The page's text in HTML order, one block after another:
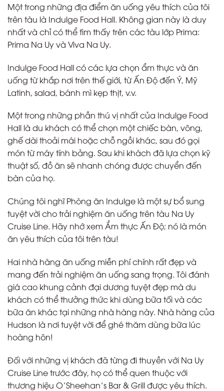
Một trong những địa điểm ăn uống yêu thích của tôi
trên tàu là Indulge Food Hall. Không gian này là duy
nhất và chỉ có thể tìm thấy trên các tàu lớp Prima:
Prima Na Uy và Viva Na Uy.
Indulge Food Hall có các lựa chọn ẩm thực và ăn
uống từ khắp nơi trên thế giới, từ Ấn Độ đến Ý, Mỹ
Latinh, salad, bánh mì kẹp thịt, v.v.
Một trong những phần thú vị nhất của Indulge Food
Hall là du khách có thể chọn một chiếc bàn, võng,
ghế dài thoải mái hoặc chỗ ngồi khác, sau đó gọi
món từ máy tính bảng. Sau khi khách đã lựa chọn kỹ
thuật số, đồ ăn sẽ nhanh chóng được chuyển đến
bàn của họ.
Chúng tôi nghĩ Phòng ăn Indulge là một sự bổ sung
tuyệt vời cho trải nghiệm ăn uống trên tàu Na Uy
Cruise Line. Hãy nhớ xem Ẩm thực Ấn Độ; nó là món
ăn yêu thích của tôi trên tàu!
Hai nhà hàng ăn uống miễn phí chính rất đẹp và
mang đến trải nghiệm ăn uống sang trọng. Tôi đánh
giá cao khung cảnh đại dương tuyệt đẹp mà du
khách có thể thưởng thức khi dùng bữa tối và các
bữa ăn khác tại những nhà hàng này. Nhà hàng của
Hudson là nơi tuyệt vời để ghé thăm dùng bữa lúc
hoàng hôn!
Đối với những vị khách đã từng đi thuyền với Na Uy
Cruise Line trước đây, họ có thể quen thuộc với
thương hiệu O’Sheehan’s Bar & Grill được yêu thích.